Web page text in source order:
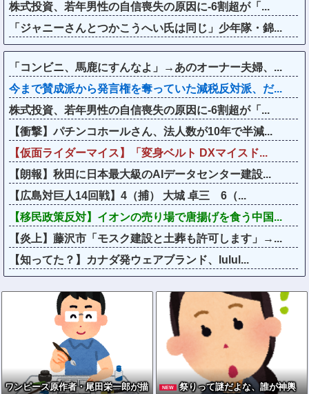
株式投資、若年男性の自信喪失の原因に-6割超が「...
「ジャニーさんとつかこうへい氏は同じ」少年隊・錦...
「コンビニ、馬鹿にすんなよ」→あのオーナー夫婦、...
今まで賛成派から発言権を奪っていた減税反対派、だ...
株式投資、若年男性の自信喪失の原因に-6割超が「...
【衝撃】パチンコホールさん、法人数が10年で半減...
【仮面ライダーマイス】「変身ベルト DXマイスド...
【朗報】秋田に日本最大級のAIデータセンター建設...
【広島対巨人14回戦】4（捕） 大城 卓三 6（...
【移民政策反対】イオンの売り場で唐揚げを食う中国...
【炎上】藤沢市「モスク建設と土葬も許可します」→...
【知ってた？】カナダ発ウェアブランド、lulul...
ワンピース原作者・尾田栄一郎が描
NEW
祭りって謎だよな、誰が神輿